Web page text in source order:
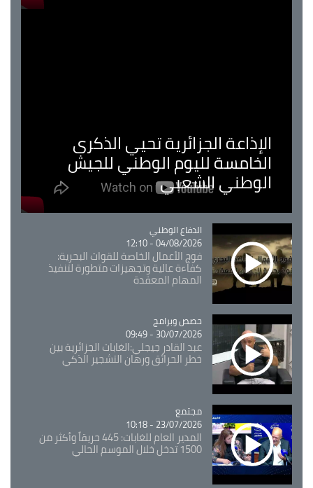
الإذاعة الجزائرية تحيي الذكرى
الخامسة لليوم الوطني للجيش
الوطني الشعبي
Catégorie
الدفاع الوطني
04/08/2026 - 12:10
فوج الأعمال الخاصة للقوات البحرية:
كفاءة عالية وتجهيزات متطورة لتنفيذ
المهام المعقدة
Catégorie
حصص وبرامج
30/07/2026 - 09:49
عبد القادر جيجلي:الغابات الجزائرية بين
خطر الحرائق ورهان التشجير الذكي
Catégorie
مجتمع
23/07/2026 - 10:18
المدير العام للغابات: 445 حريقاً وأكثر من
1500 تدخل خلال الموسم الحالي